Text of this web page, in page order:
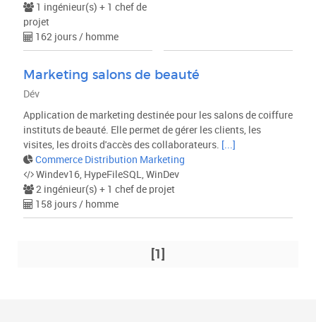
1 ingénieur(s) + 1 chef de
projet
162 jours / homme
Marketing salons de beauté
Dév
Application de marketing destinée pour les salons de coiffure
instituts de beauté. Elle permet de gérer les clients, les
visites, les droits d'accès des collaborateurs. [...]
Commerce Distribution Marketing
Windev16, HypeFileSQL, WinDev
2 ingénieur(s) + 1 chef de projet
158 jours / homme
[1]